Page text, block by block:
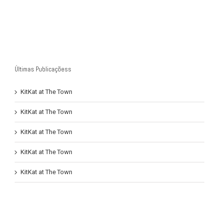
Últimas Publicaçõess
KitKat at The Town
KitKat at The Town
KitKat at The Town
KitKat at The Town
KitKat at The Town